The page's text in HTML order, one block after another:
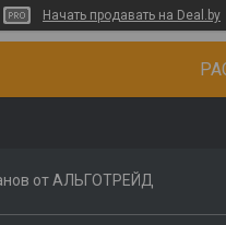
Начать продавать на Deal.by
от АЛЬГОТРЕЙД